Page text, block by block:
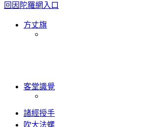
回因陀羅網入口
方丈旗
客堂識覺
諸經授手
吹大法螺